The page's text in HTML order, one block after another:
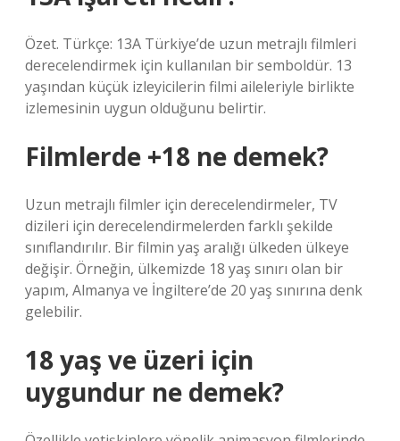
Özet. Türkçe: 13A Türkiye’de uzun metrajlı filmleri
derecelendirmek için kullanılan bir semboldür. 13
yaşından küçük izleyicilerin filmi aileleriyle birlikte
izlemesinin uygun olduğunu belirtir.
Filmlerde +18 ne demek?
Uzun metrajlı filmler için derecelendirmeler, TV
dizileri için derecelendirmelerden farklı şekilde
sınıflandırılır. Bir filmin yaş aralığı ülkeden ülkeye
değişir. Örneğin, ülkemizde 18 yaş sınırı olan bir
yapım, Almanya ve İngiltere’de 20 yaş sınırına denk
gelebilir.
18 yaş ve üzeri için
uygundur ne demek?